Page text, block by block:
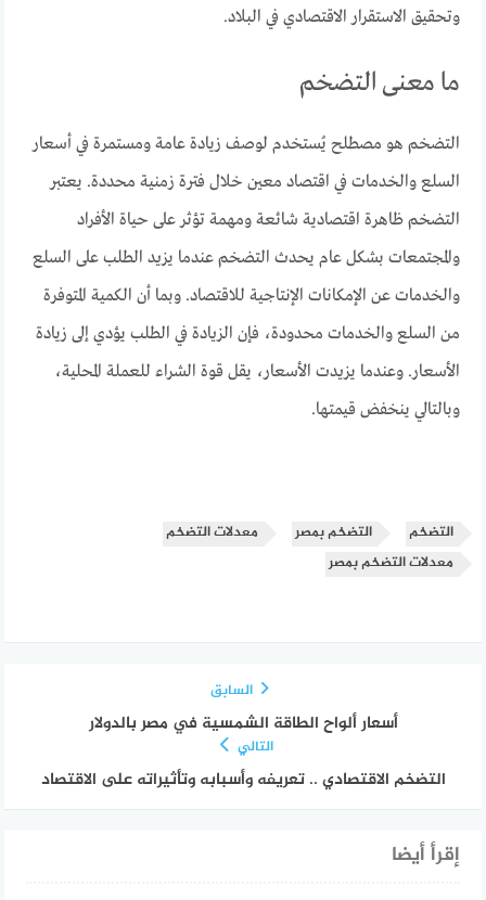
وتحقيق الاستقرار الاقتصادي في البلاد.
ما معنى التضخم
التضخم هو مصطلح يُستخدم لوصف زيادة عامة ومستمرة في أسعار
السلع والخدمات في اقتصاد معين خلال فترة زمنية محددة. يعتبر
التضخم ظاهرة اقتصادية شائعة ومهمة تؤثر على حياة الأفراد
والمجتمعات بشكل عام يحدث التضخم عندما يزيد الطلب على السلع
والخدمات عن الإمكانات الإنتاجية للاقتصاد. وبما أن الكمية المتوفرة
من السلع والخدمات محدودة، فإن الزيادة في الطلب يؤدي إلى زيادة
الأسعار. وعندما يزيدت الأسعار، يقل قوة الشراء للعملة المحلية،
وبالتالي ينخفض قيمتها.
التضخم التضخم بمصر
معدلات التضخم
معدلات التضخم بمصر
السابق
أسعار ألواح الطاقة الشمسية في مصر بالدولار
التالي
التضخم الاقتصادي .. تعريفه وأسبابه وتأثيراته على الاقتصاد
إقرأ أيضا